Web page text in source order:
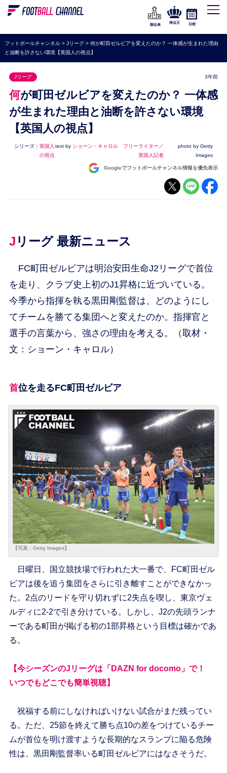
WEリーグ
海外サッカー
プレミアリーグ
セリエA
ブンデスリーガ
UEFA
ナショナルチーム
順位表
得点王 日程
フットボールチャンネル> Jリーグ> 何が町田ゼルビアを変えたのか？ 一体感が生まれた理由
と油断を許さない環境【英国人の視点】
Jリーグ 3年前
何が町田ゼルビアを変えたのか？ 一体感
が生まれた理由と油断を許さない環境
【英国人の視点】
シリーズ： 英国人
の視点
text by ショーン・キャロル フリーライター／
英国人記者
photo by Getty
Images
Googleでフットボールチャンネル情報を優先表示
Jリーグ 最新ニュース
FC町田ゼルビアは明治安田生命J2リーグで首位
を走り、クラブ史上初のJ1昇格に近づいている。
今季から指揮を執る黒田剛監督は、どのようにし
てチームを勝てる集団へと変えたのか。指揮官と
選手の言葉から、強さの理由を考える。（取材・
文：ショーン・キャロル）
首位を走るFC町田ゼルビア
【写真：Getty Images】
日曜日、国立競技場で行われた大一番で、FC町田ゼル
ビアは後を追う集団をさらに引き離すことができなかっ
た。2点のリードを守り切れずに2失点を喫し、東京ヴェ
ルディに2-2で引き分けている。しかし、J2の先頭ランナ
ーである町田が掲げる初の1部昇格という目標は確かであ
る。
【今シーズンのJリーグは「DAZN for docomo」で！
いつでもどこでも簡単視聴】
祝福する前にしなければいけない試合がまだ残ってい
る。ただ、25節を終えて勝ち点10の差をつけているチー
ムが首位を明け渡すような長期的なスランプに陥る危険
性は、黒田剛監督率いる町田ゼルビアにはなさそうだ。